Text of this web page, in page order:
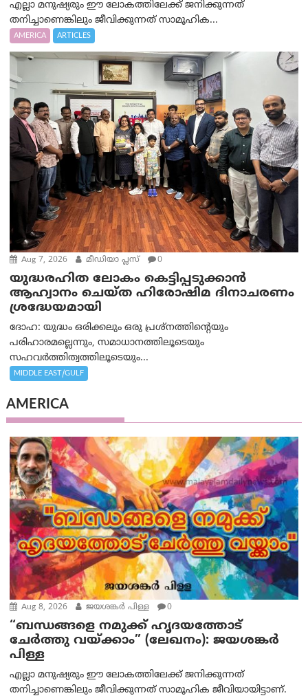
എല്ലാ മനുഷ്യരും ഈ ലോകത്തിലേക്ക് ജനിക്കുന്നത്
തനിച്ചാണെങ്കിലും ജീവിക്കുന്നത് സാമൂഹിക...
AMERICA ARTICLES
Aug 7, 2026 മീഡിയാ പ്ലസ് 0
യുദ്ധരഹിത ലോകം കെട്ടിപ്പടുക്കാന്‍
ആഹ്വാനം ചെയ്ത ഹിരോഷിമ ദിനാചരണം
ശ്രദ്ധേയമായി
ദോഹ: യുദ്ധം ഒരിക്കലും ഒരു പ്രശ്‌നത്തിന്റെയും
പരിഹാരമല്ലെന്നും, സമാധാനത്തിലൂടെയും
സഹവര്‍ത്തിത്വത്തിലൂടെയും...
MIDDLE EAST/GULF
AMERICA
Aug 8, 2026 ജയശങ്കര്‍ പിള്ള 0
“ബന്ധങ്ങളെ നമുക്ക് ഹൃദയത്തോട്
ചേർത്തു വയ്ക്കാം” (ലേഖനം): ജയശങ്കര്‍
പിള്ള
എല്ലാ മനുഷ്യരും ഈ ലോകത്തിലേക്ക് ജനിക്കുന്നത്
തനിച്ചാണെങ്കിലും ജീവിക്കുന്നത് സാമൂഹിക ജീവിയായിട്ടാണ്.